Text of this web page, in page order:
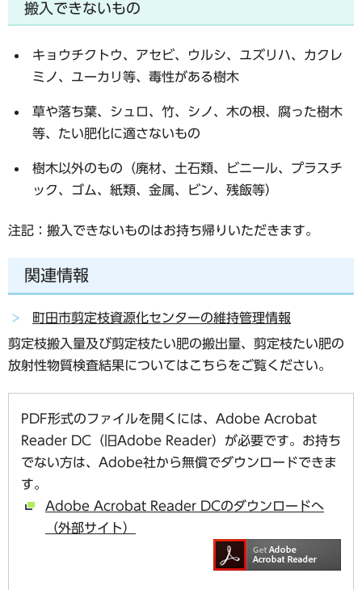
搬入できないもの
キョウチクトウ、アセビ、ウルシ、ユズリハ、カクレ
ミノ、ユーカリ等、毒性がある樹木
草や落ち葉、シュロ、竹、シノ、木の根、腐った樹木
等、たい肥化に適さないもの
樹木以外のもの（廃材、土石類、ビニール、プラスチ
ック、ゴム、紙類、金属、ビン、残飯等）
注記：搬入できないものはお持ち帰りいただきます。
関連情報
町田市剪定枝資源化センターの維持管理情報
剪定枝搬入量及び剪定枝たい肥の搬出量、剪定枝たい肥の
放射性物質検査結果についてはこちらをご覧ください。
PDF形式のファイルを開くには、Adobe Acrobat
Reader DC（旧Adobe Reader）が必要です。お持ち
でない方は、Adobe社から無償でダウンロードできま
す。
Adobe Acrobat Reader DCのダウンロードへ
（外部サイト）